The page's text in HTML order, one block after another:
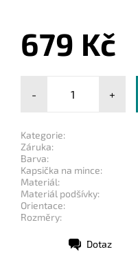
679 Kč
- +
Kategorie:
Záruka:
Barva:
Kapsička na mince:
Materiál:
Materiál podšívky:
Orientace:
Rozměry:
Dotaz